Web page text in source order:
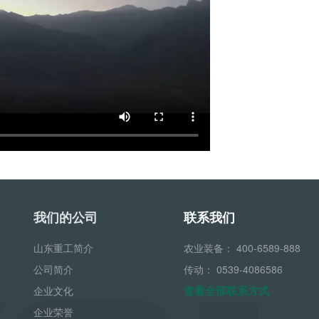
我们的公司
山东重工简介
公司简介
企业文化
企业荣誉
联系我们
农业装备：400-6589-888
传动：0539-4086586
查看全部联系方式